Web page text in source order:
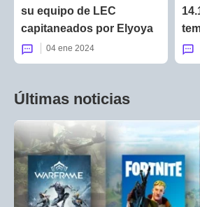
su equipo de LEC
capitaneados por Elyoya
04 ene 2024
el
Últimas noticias